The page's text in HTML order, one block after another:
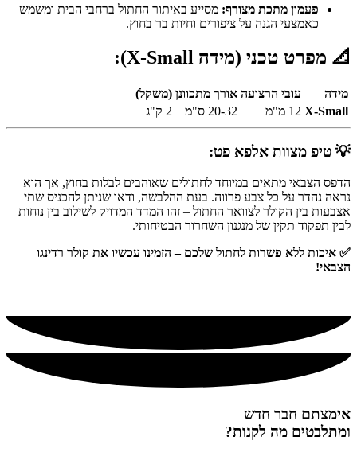
פעמון מתכת מצורף: מסייע באיתור החתול ברחבי הבית ומשמש
כאמצעי הגנה על ציפורים וחיות בר בחוץ.
📐 מפרט טכני (מידה X-Small):
מידה עובי הרצועה אורך מתכוונן (משקל)
X-Small 12 מ"מ 20-32 ס"מ 2 ק"ג
💡 טיפ מצוות אלפא פט:
הדפס הצבאי מתאים במיוחד לחתולים שאוהבים לבלות בחוץ, אך הוא
נראה נהדר על כל צבע פרווה. בעת ההלבשה, ודאו שניתן להכניס שתי
אצבעות בין הקולר לצוואר החתול – זהו המדד המדויק לשילוב בין נוחות
לבין תפקוד תקין של מנגנון השחרור הבטיחותי.
✅ איכות ללא פשרות לחתול שלכם – הזמינו עכשיו את קולר רדינגו
הצבאי!
אימצתם חבר חדש
ומתלבטים מה לקנות?